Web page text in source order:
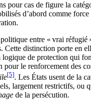
cas de figure la
d’abord comme
entre « vrai
distinction porte
de protection qui
le renforcement
[5]. Les États usent de la
largement restrictifs, ou
de la persécution.